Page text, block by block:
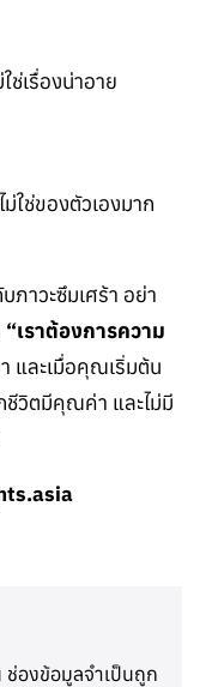
ช่เรื่องน่าอาย
ม่ใช่ของตัวเองมาก
าวะซึมเศร้า อย่า
“เราต้องการความ
และเมื่อคุณเริ่มต้น
ชีวิตมีคุณค่า และไม่มี
ช่องข้อมูลจำเป็นถูก